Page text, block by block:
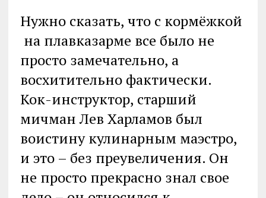
Нужно сказать, что с кормёжкой
на плавказарме все было не
просто замечательно, а
восхитительно фактически.
Кок-инструктор, старший
мичман Лев Харламов был
воистину кулинарным маэстро,
и это – без преувеличения. Он
не просто прекрасно знал свое